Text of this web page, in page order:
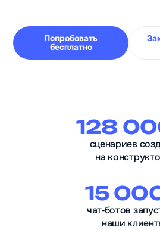
Попробовать
бесплатно
128
сценариев
на
15
чат‑ботов
наши